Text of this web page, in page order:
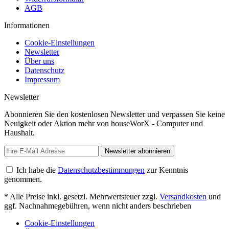
AGB
Informationen
Cookie-Einstellungen
Newsletter
Über uns
Datenschutz
Impressum
Newsletter
Abonnieren Sie den kostenlosen Newsletter und verpassen Sie keine
Neuigkeit oder Aktion mehr von houseWorX - Computer und
Haushalt.
Newsletter abonnieren
Ich habe die Datenschutzbestimmungen zur Kenntnis
genommen.
* Alle Preise inkl. gesetzl. Mehrwertsteuer zzgl. Versandkosten und
ggf. Nachnahmegebühren, wenn nicht anders beschrieben
Cookie-Einstellungen